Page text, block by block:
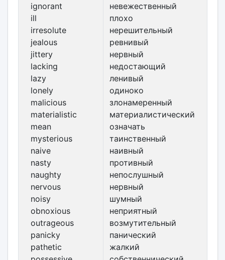
ignorant
ill
irresolute
jealous
jittery
lacking
lazy
lonely
malicious
materialistic
mean
mysterious
naive
nasty
naughty
nervous
noisy
obnoxious
outrageous
panicky
pathetic
невежественный
плохо
нерешительный
ревнивый
нервный
недостающий
ленивый
одиноко
злонамеренный
материалистический
означать
таинственный
наивный
противный
непослушный
нервный
шумный
неприятный
возмутительный
панический
жалкий